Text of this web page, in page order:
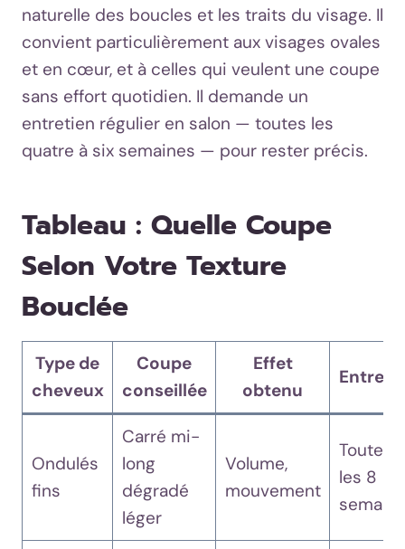
naturelle des boucles et les traits du visage. Il
convient particulièrement aux visages ovales
et en cœur, et à celles qui veulent une coupe
sans effort quotidien. Il demande un
entretien régulier en salon — toutes les
quatre à six semaines — pour rester précis.
Tableau : Quelle Coupe
Selon Votre Texture
Bouclée
Type de
cheveux
Coupe
conseillée
Effet
obtenu
Ondulés
fins
Carré mi-
long
dégradé
léger
Volume,
mouvement
Toutes
les 8